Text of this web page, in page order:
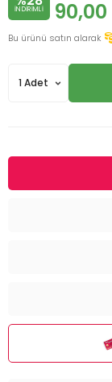
INDIRIMLI 90,00
Bu ürünü satın alarak